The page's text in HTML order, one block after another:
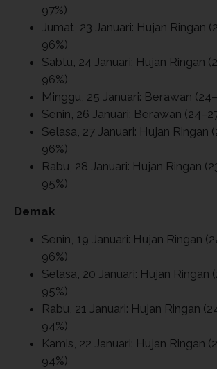
97%)
Jumat, 23 Januari: Hujan Ringan
96%)
Sabtu, 24 Januari: Hujan Ringan
96%)
Minggu, 25 Januari: Berawan
Senin, 26 Januari: Berawan
Selasa, 27 Januari: Hujan Ringan
96%)
Rabu, 28 Januari: Hujan Ringan
95%)
Demak
Senin, 19 Januari: Hujan Ringan
96%)
Selasa, 20 Januari: Hujan Ringan
95%)
Rabu, 21 Januari: Hujan Ringan
94%)
Kamis, 22 Januari: Hujan Ringan
94%)